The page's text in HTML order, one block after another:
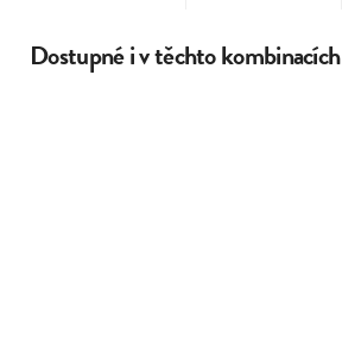
Dostupné i v těchto kombinacích